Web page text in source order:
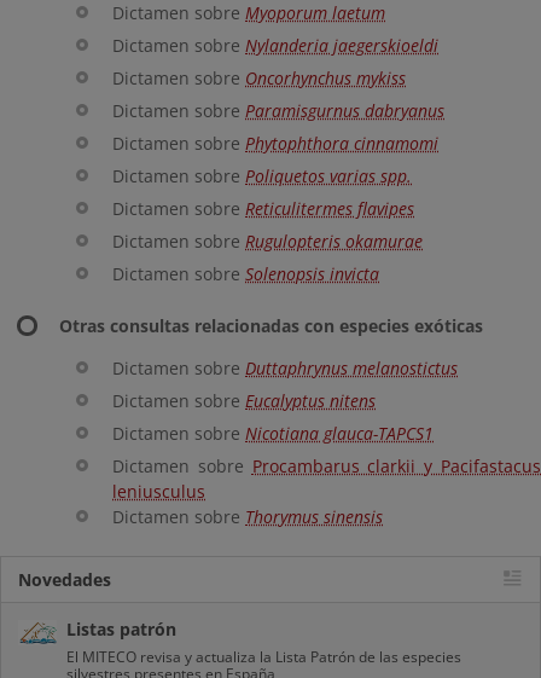
Dictamen sobre Myoporum laetum
Dictamen sobre Nylanderia jaegerskioeldi
Dictamen sobre Oncorhynchus mykiss
Dictamen sobre Paramisgurnus dabryanus
Dictamen sobre Phytophthora cinnamomi
Dictamen sobre Poliquetos varias spp.
Dictamen sobre Reticulitermes flavipes
Dictamen sobre Rugulopteris okamurae
Dictamen sobre Solenopsis invicta
Otras consultas relacionadas con especies exóticas
Dictamen sobre Duttaphrynus melanostictus
Dictamen sobre Eucalyptus nitens
Dictamen sobre Nicotiana glauca-TAPCS1
Dictamen sobre Procambarus clarkii y Pacifastacus
leniusculus
Dictamen sobre Thorymus sinensis
Novedades
Listas patrón
El MITECO revisa y actualiza la Lista Patrón de las especies
silvestres presentes en España